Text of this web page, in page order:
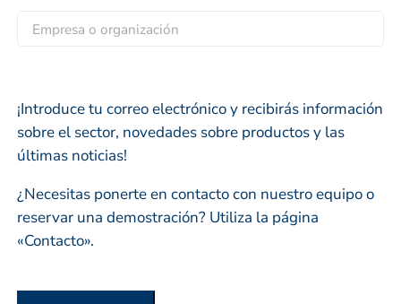
d
s
i
lm
e
s
a
o
¡Introduce tu correo electrónico y recibirás información
sobre el sector, novedades sobre productos y las
últimas noticias!
¿Necesitas ponerte en contacto con nuestro equipo o
reservar una demostración? Utiliza la página
«Contacto».